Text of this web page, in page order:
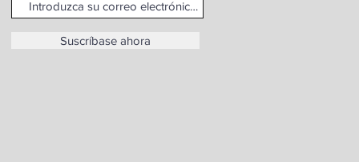
Suscríbase ahora